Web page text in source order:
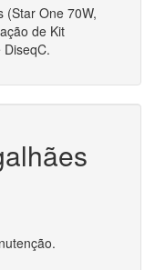
(Star One 70W,
de Kit